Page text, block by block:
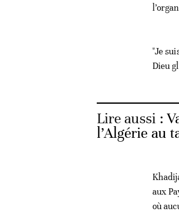
"Je
Dieu
Lire aussi :
l’Algérie au
aux
où